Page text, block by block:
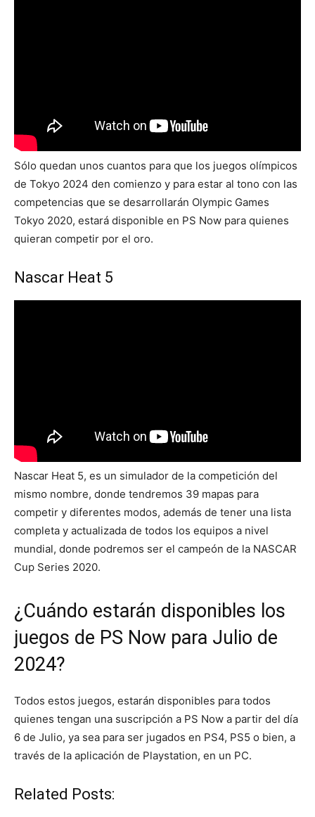
Sólo quedan unos cuantos para que los juegos olímpicos
de Tokyo 2024 den comienzo y para estar al tono con las
competencias que se desarrollarán Olympic Games
Tokyo 2020, estará disponible en PS Now para quienes
quieran competir por el oro.
Nascar Heat 5
Nascar Heat 5, es un simulador de la competición del
mismo nombre, donde tendremos 39 mapas para
competir y diferentes modos, además de tener una lista
completa y actualizada de todos los equipos a nivel
mundial, donde podremos ser el campeón de la NASCAR
Cup Series 2020.
¿Cuándo estarán disponibles los
juegos de PS Now para Julio de
2024?
Todos estos juegos, estarán disponibles para todos
quienes tengan una suscripción a PS Now a partir del día
6 de Julio, ya sea para ser jugados en PS4, PS5 o bien, a
través de la aplicación de Playstation, en un PC.
Related Posts: